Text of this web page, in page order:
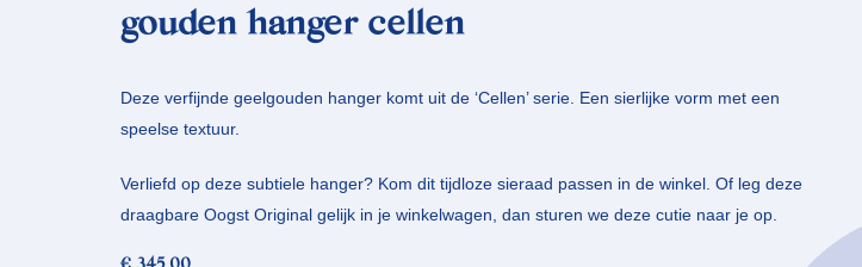
gouden hanger cellen
Deze verfijnde geelgouden hanger komt uit de ‘Cellen’ serie. Een sierlijke vorm met een
speelse textuur.
Verliefd op deze subtiele hanger? Kom dit tijdloze sieraad passen in de winkel. Of leg deze
draagbare Oogst Original gelijk in je winkelwagen, dan sturen we deze cutie naar je op.